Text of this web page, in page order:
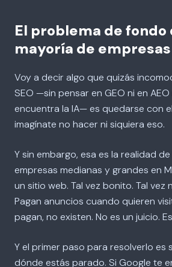
El problema de fondo
mayoría de
Voy a decir algo que quizás
SEO —sin pensar en GEO ni en
encuentra la IA— es quedarse con
imagínate no hacer ni siquiera eso.
Y sin embargo, esa es la realidad
empresas medianas y grandes en
un sitio web. Tal vez bonito. Tal vez
Pagan anuncios cuando quieren
pagan, no existen. No es un juicio.
Y el primer paso para resolverlo es
dónde estás parado. Si Google te